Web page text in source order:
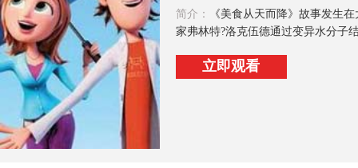
简介：
《美食从天而降》故事发生
家弗林特?洛克伍德通过变异水分
立即观看